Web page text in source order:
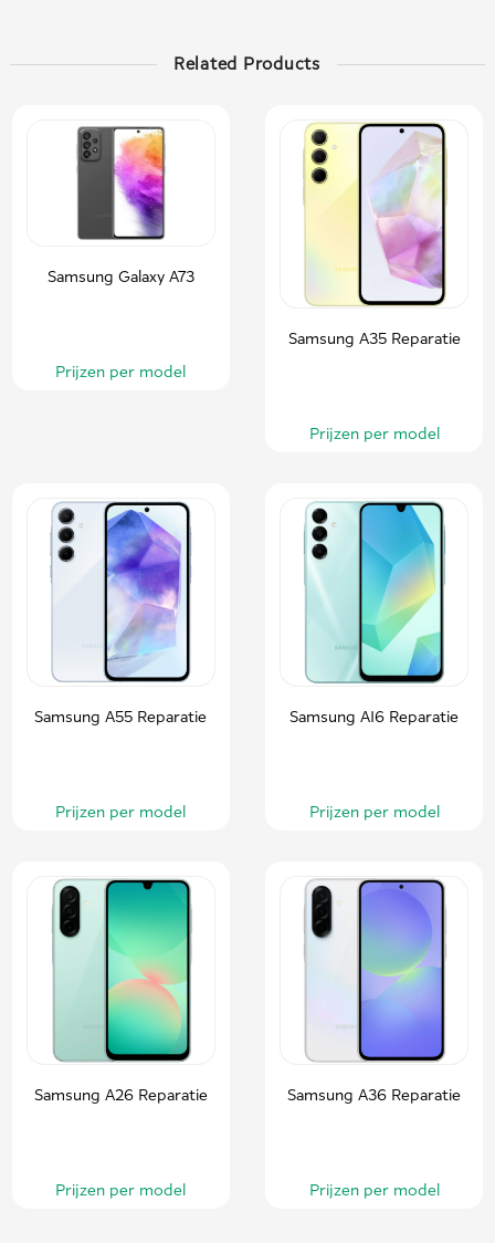
Related Products
Samsung Galaxy A73
Prijzen per model
Samsung A35 Reparatie
Prijzen per model
Samsung A55 Reparatie
Prijzen per model
Samsung A16 Reparatie
Prijzen per model
Samsung A26 Reparatie
Prijzen per model
Samsung A36 Reparatie
Prijzen per model